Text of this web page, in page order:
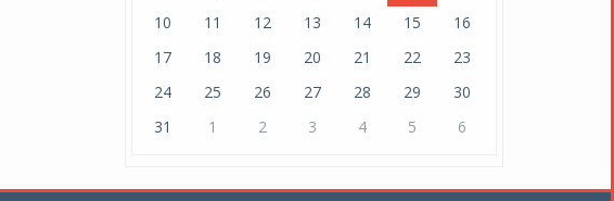
10
11 12 13 14 15
16
17
18 19 20 21 22
23
24
25 26 27 28 29
30
31
1 2 3 4 5 6